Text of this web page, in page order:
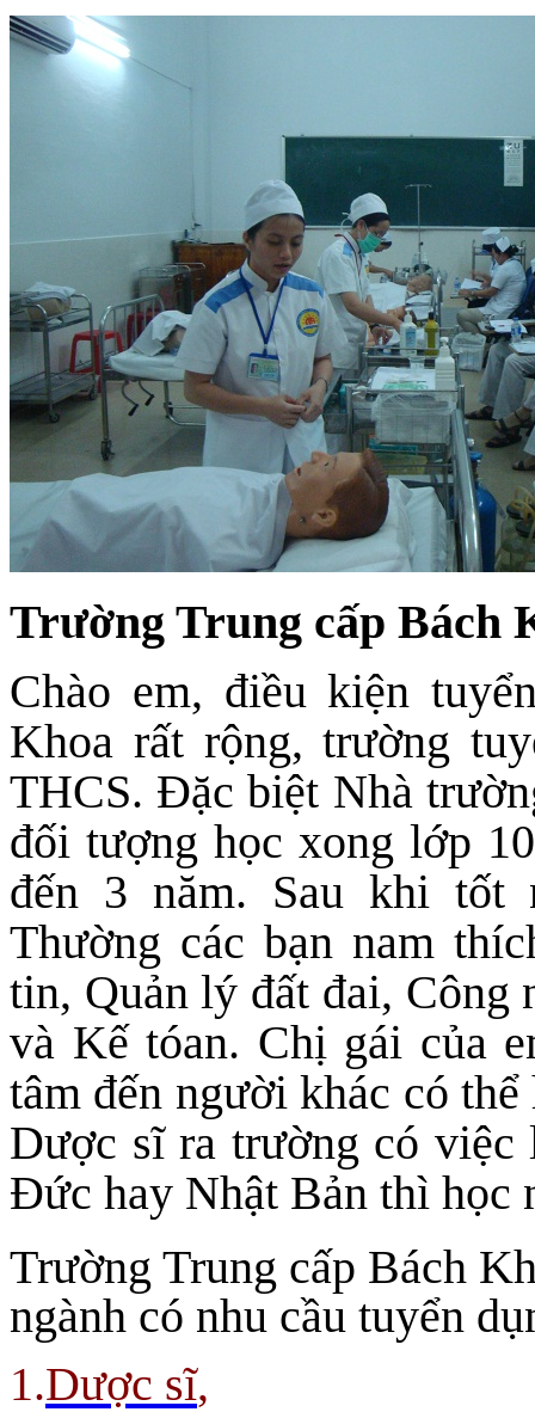
Trường Trung cấp Bách
Chào em, điều kiện
Khoa rất rộng, trường
THCS. Đặc biệt Nhà
đối tượng học xong lớp
đến 3 năm. Sau khi tốt
Thường các bạn nam
tin, Quản lý đất đai, Công
và Kế tóan. Chị gái của
tâm đến người khác có
Dược sĩ ra trường có việc
Đức hay Nhật Bản thì học
Trường Trung cấp Bách
ngành có nhu cầu tuyển
1.Dược sĩ,